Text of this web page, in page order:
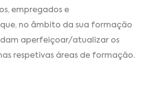
empregados e
no âmbito da sua formação
aperfeiçoar/atualizar os
respetivas áreas de formação.